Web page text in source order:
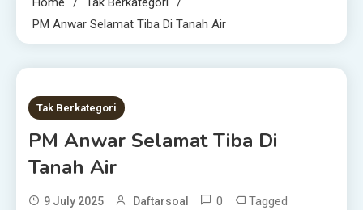
PM Anwar Selamat Tiba Di Tanah Air
1 MIN READ
Tak Berkategori
PM Anwar Selamat Tiba Di
Tanah Air
9 July 2025 Daftarsoal 0 Tagged